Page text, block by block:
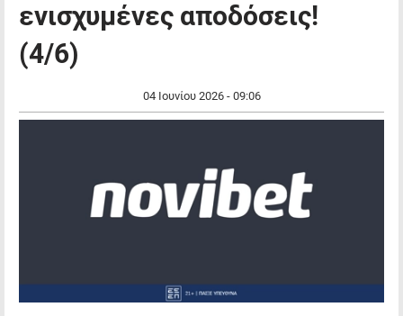
ενισχυμένες αποδόσεις!
(4/6)
04 Ιουνίου 2026 - 09:06